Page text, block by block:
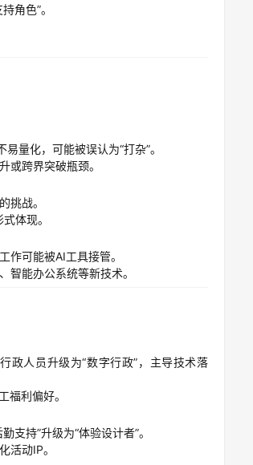
角色”。
量化，可能被误认为“打杂”。
或跨界突破瓶颈。
挑战。
体现。
作可能被AI工具接管。
智能办公系统等新技术。
政人员升级为“数字行政”，主导技术落
福利偏好。
支持”升级为“体验设计者”。
活动IP。